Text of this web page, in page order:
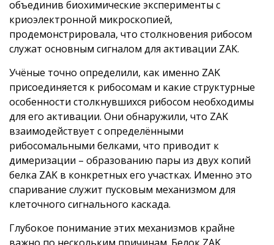
объединив биохимические эксперименты с
криоэлектронной микроскопией,
продемонстрировала, что столкновения рибосом
служат основным сигналом для активации ZAK.
Учёные точно определили, как именно ZAK
присоединяется к рибосомам и какие структурные
особенности столкнувшихся рибосом необходимы
для его активации. Они обнаружили, что ZAK
взаимодействует с определёнными
рибосомальными белками, что приводит к
димеризации – образованию пары из двух копий
белка ZAK в конкретных его участках. Именно это
спаривание служит пусковым механизмом для
клеточного сигнального каскада.
Глубокое понимание этих механизмов крайне